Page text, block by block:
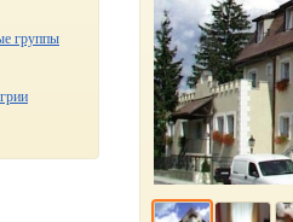
группы